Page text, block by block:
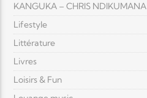
KANGUKA – CHRIS NDIKUMANA
Lifestyle
Littérature
Livres
Loisirs & Fun